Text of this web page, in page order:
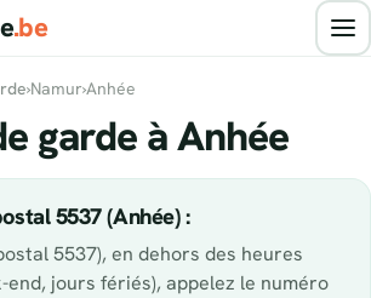
.be
›Namur›Anhée
garde à Anhée
5537 (Anhée) :
5537), en dehors des heures
end, jours fériés), appelez le numéro